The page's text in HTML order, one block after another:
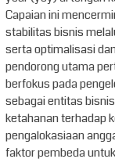
Capaian ini
stabilitas bisnis
serta optimalisasi
pendorong utama
berfokus pada
sebagai entitas
ketahanan terhadap
pengalokasiaan
faktor pembeda